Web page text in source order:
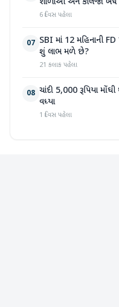
6 દિવસ પહેલા
07 SBI માં 12 મહિનાની
શું લાભ મળે છે?
21 કલાક પહેલા
08 ચાંદી 5,000 રૂપિયા
વધ્યા
1 દિવસ પહેલા